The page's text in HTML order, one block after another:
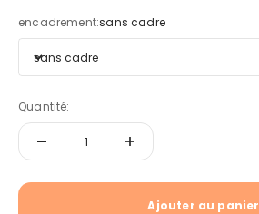
encadrement:sans cadre
sans cadre
Quantité:
Ajouter au panier